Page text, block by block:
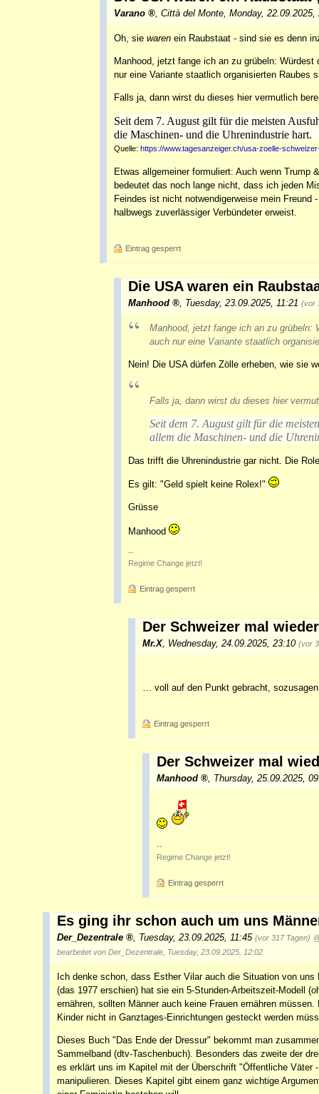
Varano , Città del Monte, Monday,
Oh, sie waren ein Raubstaat - sind sie es denn
Manhood, jetzt fange ich an zu grübeln:
nur eine Variante staatlich organisierten Raubes
Falls ja, dann wirst du dieses hier vermutlich
Seit dem 7. August gilt für die meisten
die Maschinen- und die Uhrenindustrie hart.
Quelle: https://www.tagesanzeiger.ch/usa-zoelle-
Etwas allgemeiner formuliert: Auch wenn Trump
bedeutet das noch lange nicht, dass ich jeden
Feindes ist nicht notwendigerweise mein
halbwegs zuverlässiger Verbündeter erweist.
Eintrag gesperrt
Die USA waren ein
Manhood Tuesday, 23.09.2025, 11:21 (vor
Manhood, jetzt fange ich an zu grübeln:
auch nur eine Variante staatlich
Nein! Die USA dürfen Zölle erheben, wie sie
Falls ja, dann wirst du dieses hier
Seit dem 7. August gilt für die
allem die Maschinen- und die
Das trifft die Uhrenindustrie gar nicht. Die
Es gilt: "Geld spielt keine Rolex!"
Grüsse
Manhood
--
Regime Change jetzt!
Eintrag gesperrt
Der Schweizer mal
Mr.X Wednesday, 24.09.2025, 23:10 (vor
… voll auf den Punkt gebracht,
Eintrag gesperrt
Der Schweizer mal
Manhood Thursday, 25.09.2025,
--
Regime Change jetzt!
Eintrag gesperrt
Es ging ihr schon auch um uns
Der_Dezentrale Tuesday, 23.09.2025, 11:45 (vor 317 Tagen)
bearbeitet von Der_Dezentrale, Tuesday, 23.09.2025, 12:02
Ich denke schon, dass Esther Vilar auch die Situation von
(das 1977 erschien) hat sie ein 5-Stunden-Arbeitszeit-Modell
ernähren, sollten Männer auch keine Frauen ernähren
Kinder nicht in Ganztages-Einrichtungen gesteckt werden
Dieses Buch "Das Ende der Dressur" bekommt man
Sammelband (dtv-Taschenbuch). Besonders das zweite der
es erklärt uns im Kapitel mit der Überschrift "Öffentliche Väter
manipulieren. Dieses Kapitel gibt einem ganz wichtige